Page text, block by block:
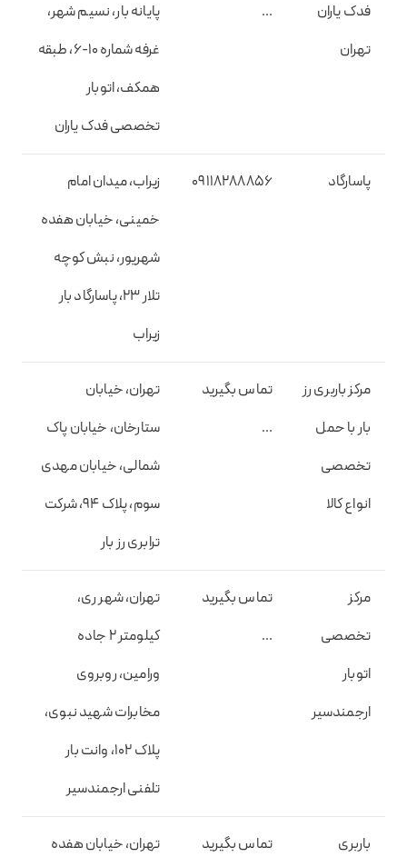
فدک یاران
تهران
…
پایانه بار، نسیم شهر،
غرفه شماره ۱۰-۶، طبقه
همکف، اتوبار
تخصصی فدک یاران
پاسارگاد 09118288856
زیراب، میدان امام
خمینی، خیابان هفده
شهریور، نبش کوچه
تلار 23، پاسارگاد بار
زیراب
مرکز باربری رز
بار با حمل
تخصصی
انواع کالا
تماس بگیرید
…
تهران، خیابان
ستارخان، خیابان پاک
شمالی، خیابان مهدی
سوم، پلاک 94، شرکت
ترابری رز بار
مرکز
تخصصی
اتوبار
ارجمندسیر
تماس بگیرید
…
تهران، شهر ری،
کیلومتر ۲ جاده
ورامین، روبروی
مخابرات شهید نبوی،
پلاک ۱۰۲، وانت بار
تلفنی ارجمندسیر
باربری
تماس بگیرید
تهران، خیابان هفده